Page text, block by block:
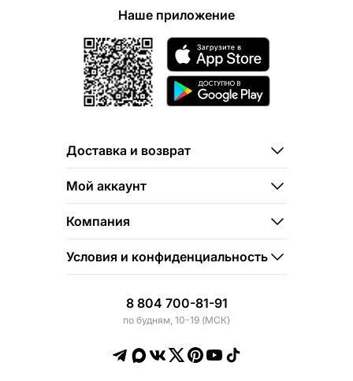
Наше приложение
Доставка и возврат
Мой аккаунт
Компания
Условия и конфиденциальность
8 804 700-81-91
по будням, 10-19 (МСК)